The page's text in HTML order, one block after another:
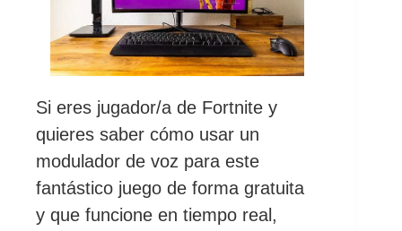
Si eres jugador/a de Fortnite y
quieres saber cómo usar un
modulador de voz para este
fantástico juego de forma gratuita
y que funcione en tiempo real,